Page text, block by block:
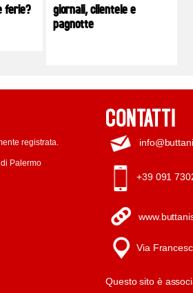
ferie?
giornali, clientele e
pagnotte
registrata.
Palermo
CONTATTI
+39 091
Via
Questo sito è